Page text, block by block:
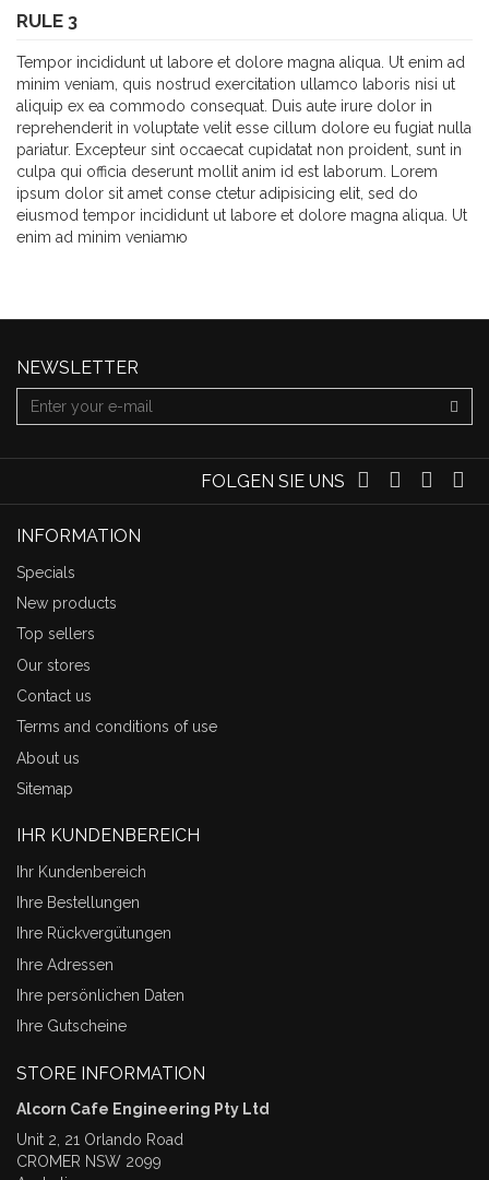
RULE 3
Tempor incididunt ut labore et dolore magna aliqua. Ut enim ad
minim veniam, quis nostrud exercitation ullamco laboris nisi ut
aliquip ex ea commodo consequat. Duis aute irure dolor in
reprehenderit in voluptate velit esse cillum dolore eu fugiat nulla
pariatur. Excepteur sint occaecat cupidatat non proident, sunt in
culpa qui officia deserunt mollit anim id est laborum. Lorem
ipsum dolor sit amet conse ctetur adipisicing elit, sed do
eiusmod tempor incididunt ut labore et dolore magna aliqua. Ut
enim ad minim veniamю
NEWSLETTER
FOLGEN SIE UNS
INFORMATION
Specials
New products
Top sellers
Our stores
Contact us
Terms and conditions of use
About us
Sitemap
IHR KUNDENBEREICH
Ihr Kundenbereich
Ihre Bestellungen
Ihre Rückvergütungen
Ihre Adressen
Ihre persönlichen Daten
Ihre Gutscheine
STORE INFORMATION
Alcorn Cafe Engineering Pty Ltd
Unit 2, 21 Orlando Road
CROMER NSW 2099